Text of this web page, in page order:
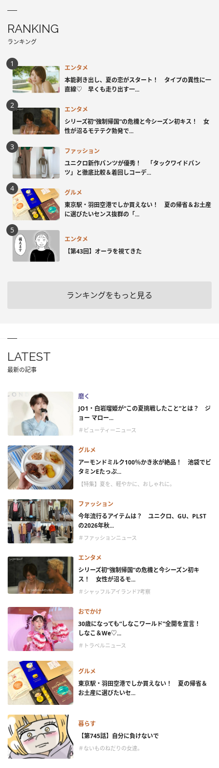
RANKING
ランキング
エンタメ
本能剥き出し、夏の恋がスタート！ タイプの異性に一
直線♡ 早くも走り出す一...
エンタメ
シリーズ初“強制帰国”の危機と今シーズン初キス！ 女
性が沼るモテテク勃発で...
ファッション
ユニクロ新作パンツが優秀！ 「タックワイドパン
ツ」と徹底比較＆着回しコーデ...
グルメ
東京駅・羽田空港でしか買えない！ 夏の帰省＆お土産
に選びたいセンス抜群の「...
エンタメ
【第43回】オーラを視てきた
ランキングをもっと見る
LATEST
最新の記事
磨く
JO1・白岩瑠姫が“この夏挑戦したこと”とは？ ジ
ョー マロー...
＃ビューティーニュース
グルメ
アーモンドミルク100％かき氷が絶品！ 池袋でビ
タミンEたっぷ...
【特集】夏を、軽やかに、おしゃれに。
ファッション
今年流行るアイテムは？ ユニクロ、GU、PLST
の2026年秋...
＃ファッションニュース
エンタメ
シリーズ初“強制帰国”の危機と今シーズン初キ
ス！ 女性が沼るモ...
＃シャッフルアイランド7考察
おでかけ
30歳になっても“しなこワールド”全開を宣言！
しなこ＆We♡...
＃トラベルニュース
グルメ
東京駅・羽田空港でしか買えない！ 夏の帰省＆
お土産に選びたいセ...
暮らす
【第745話】自分に負けないで
＃ないものねだりの女達。